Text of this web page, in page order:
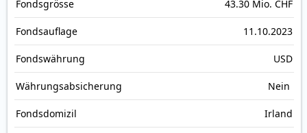
Fonds­grösse 43.30 Mio. CHF
Fonds­auflage 11.10.2023
Fonds­währung USD
Währungsabsicherung Nein
Fondsdomizil Irland